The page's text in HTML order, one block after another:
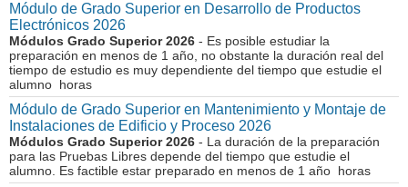
Módulo de Grado Superior en Desarrollo de Productos
Electrónicos 2026
Módulos Grado Superior 2026 - Es posible estudiar la
preparación en menos de 1 año, no obstante la duración real del
tiempo de estudio es muy dependiente del tiempo que estudie el
alumno horas
Módulo de Grado Superior en Mantenimiento y Montaje de
Instalaciones de Edificio y Proceso 2026
Módulos Grado Superior 2026 - La duración de la preparación
para las Pruebas Libres depende del tiempo que estudie el
alumno. Es factible estar preparado en menos de 1 año horas